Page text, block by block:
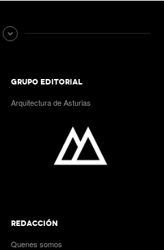
GRUPO EDITORIAL
Arquitectura de Asturias
REDACCIÓN
Quenes somos